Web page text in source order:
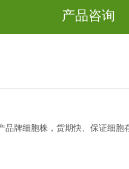
产品咨询
品牌细胞株，货期快、保证细